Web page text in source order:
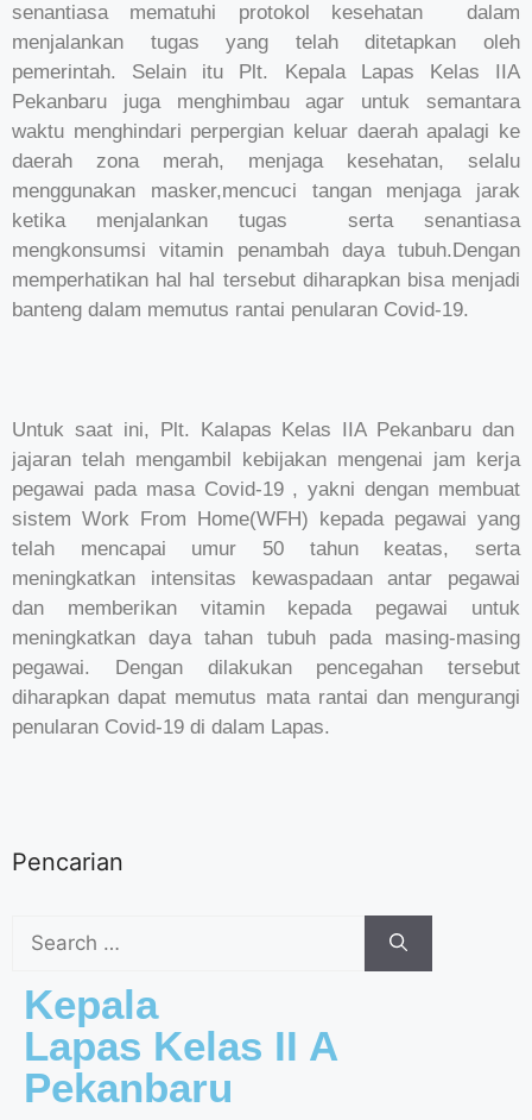
senantiasa mematuhi protokol kesehatan dalam
menjalankan tugas yang telah ditetapkan oleh
pemerintah. Selain itu Plt. Kepala Lapas Kelas IIA
Pekanbaru juga menghimbau agar untuk semantara
waktu menghindari perpergian keluar daerah apalagi ke
daerah zona merah, menjaga kesehatan, selalu
menggunakan masker,mencuci tangan menjaga jarak
ketika menjalankan tugas serta senantiasa
mengkonsumsi vitamin penambah daya tubuh.Dengan
memperhatikan hal hal tersebut diharapkan bisa menjadi
banteng dalam memutus rantai penularan Covid-19.
Untuk saat ini, Plt. Kalapas Kelas IIA Pekanbaru dan
jajaran telah mengambil kebijakan mengenai jam kerja
pegawai pada masa Covid-19 , yakni dengan membuat
sistem Work From Home(WFH) kepada pegawai yang
telah mencapai umur 50 tahun keatas, serta
meningkatkan intensitas kewaspadaan antar pegawai
dan memberikan vitamin kepada pegawai untuk
meningkatkan daya tahan tubuh pada masing-masing
pegawai. Dengan dilakukan pencegahan tersebut
diharapkan dapat memutus mata rantai dan mengurangi
penularan Covid-19 di dalam Lapas.
Pencarian
Kepala
Lapas Kelas II A
Pekanbaru